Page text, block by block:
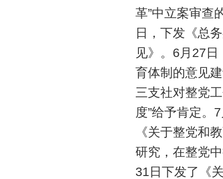
革”中立案审查
日，下发《总
见》。6月27
育体制的意见
三支社对整党
度”给予肯定。
《关于整党和
研究，在整党
31日下发了《